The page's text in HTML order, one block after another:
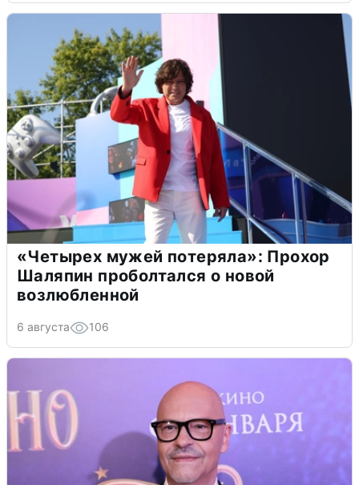
«Четырех мужей потеряла»: Прохор
Шаляпин проболтался о новой
возлюбленной
6 августа 106